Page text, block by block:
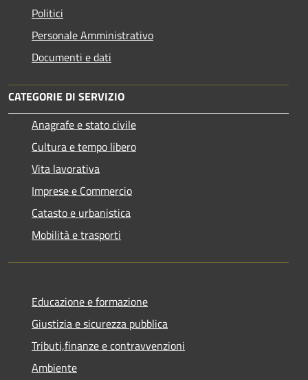
Politici
Personale Amministrativo
Documenti e dati
CATEGORIE DI SERVIZIO
Anagrafe e stato civile
Cultura e tempo libero
Vita lavorativa
Imprese e Commercio
Catasto e urbanistica
Mobilità e trasporti
Educazione e formazione
Giustizia e sicurezza pubblica
Tributi,finanze e contravvenzioni
Ambiente